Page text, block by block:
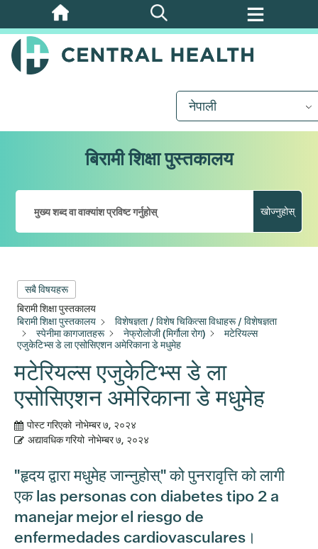
मुख्य
सामग्रीमा
जानुहोस्
नेपाली
बिरामी शिक्षा पुस्तकालय
खोज्नुहोस्
सबै विषयहरू
बिरामी शिक्षा पुस्तकालय
बिरामी शिक्षा पुस्तकालय
विशेषज्ञता / विशेष चिकित्सा विधाहरू / विशेषज्ञता
स्पेनीमा कागजातहरू
नेफ्रोलोजी (मिर्गौला रोग)
मटेरियल्स
एजुकेटिभ्स डे ला एसोसिएशन अमेरिकाना डे मधुमेह
मटेरियल्स एजुकेटिभ्स डे ला
एसोसिएशन अमेरिकाना डे मधुमेह
पोस्ट गरिएको नोभेम्बर ७, २०२४
अद्यावधिक गरियो नोभेम्बर ७, २०२४
"हृदय द्वारा मधुमेह जान्नुहोस्" को पुनरावृत्ति को लागी
एक las personas con diabetes tipo 2 a
manejar mejor el riesgo de
enfermedades cardiovasculares।